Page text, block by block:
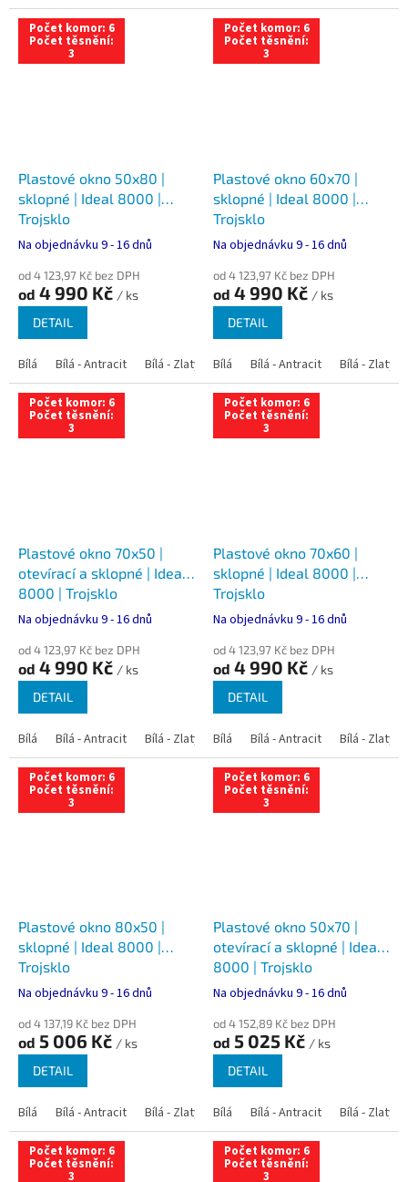
Počet komor: 6
Počet těsnění:
3
Plastové okno 50x80 |
sklopné | Ideal 8000 |
Trojsklo
Na objednávku 9 - 16 dnů
od 4 123,97 Kč bez DPH
od 4 990 Kč / ks
DETAIL
Bílá Bílá - Antracit Bílá - Zlatý dub Bílá - Tmavý dub Bílá -
Počet komor: 6
Počet těsnění:
3
Plastové okno 60x70 |
sklopné | Ideal 8000 |
Trojsklo
Na objednávku 9 - 16 dnů
od 4 123,97 Kč bez DPH
od 4 990 Kč / ks
DETAIL
Bílá Bílá - Antracit Bílá - Zlatý
Počet komor: 6
Počet těsnění:
3
Plastové okno 70x50 |
otevírací a sklopné | Ideal
8000 | Trojsklo
Na objednávku 9 - 16 dnů
od 4 123,97 Kč bez DPH
od 4 990 Kč / ks
DETAIL
Bílá Bílá - Antracit Bílá - Zlatý dub Bílá - Tmavý dub Bílá -
Počet komor: 6
Počet těsnění:
3
Plastové okno 70x60 |
sklopné | Ideal 8000 |
Trojsklo
Na objednávku 9 - 16 dnů
od 4 123,97 Kč bez DPH
od 4 990 Kč / ks
DETAIL
Bílá Bílá - Antracit Bílá - Zlatý
Počet komor: 6
Počet těsnění:
3
Plastové okno 80x50 |
sklopné | Ideal 8000 |
Trojsklo
Na objednávku 9 - 16 dnů
od 4 137,19 Kč bez DPH
od 5 006 Kč / ks
DETAIL
Bílá Bílá - Antracit Bílá - Zlatý dub Bílá - Tmavý dub Bílá -
Počet komor: 6
Počet těsnění:
3
Plastové okno 50x70 |
otevírací a sklopné | Ideal
8000 | Trojsklo
Na objednávku 9 - 16 dnů
od 4 152,89 Kč bez DPH
od 5 025 Kč / ks
DETAIL
Bílá Bílá - Antracit Bílá - Zlatý
Počet komor: 6
Počet těsnění:
3
Počet komor: 6
Počet těsnění:
3